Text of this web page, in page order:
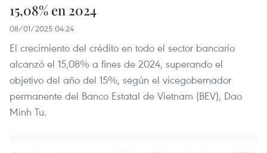
15,08% en 2024
08/01/2025 04:24
El crecimiento del crédito en todo el sector bancario
alcanzó el 15,08% a fines de 2024, superando el
objetivo del año del 15%, según el vicegobernador
permanente del Banco Estatal de Vietnam (BEV), Dao
Minh Tu.